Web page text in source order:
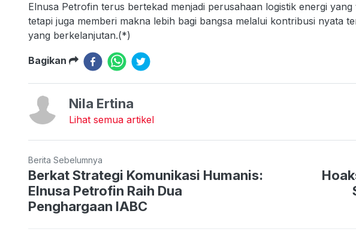
Elnusa Petrofin terus bertekad menjadi perusahaan logistik energi
tetapi juga memberi makna lebih bagi bangsa melalui kontribusi nyata
yang berkelanjutan.(*)
Bagikan
Nila Ertina
Lihat semua artikel
Berita Sebelumnya
Berkat Strategi Komunikasi Humanis:
Elnusa Petrofin Raih Dua
Penghargaan IABC